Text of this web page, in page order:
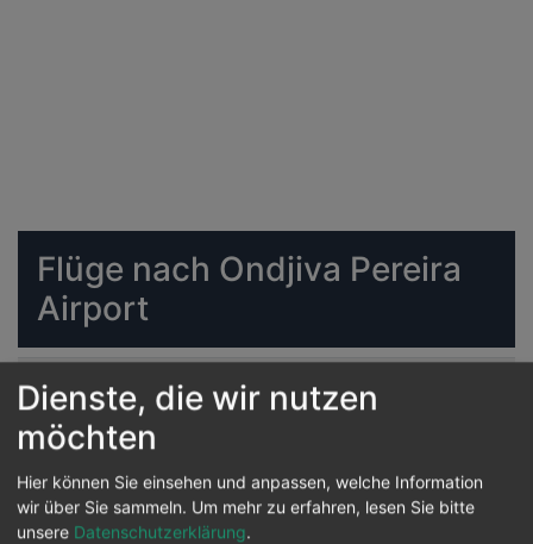
Flüge nach Ondjiva Pereira
Airport
HAM VPE ab 385 € *
DUS VPE
STR VPE ab 387 € *
Dienste, die wir nutzen
möchten
Hier können Sie einsehen und anpassen, welche Information
wir über Sie sammeln. Um mehr zu erfahren, lesen Sie bitte
unsere Datenschutzerklärung.